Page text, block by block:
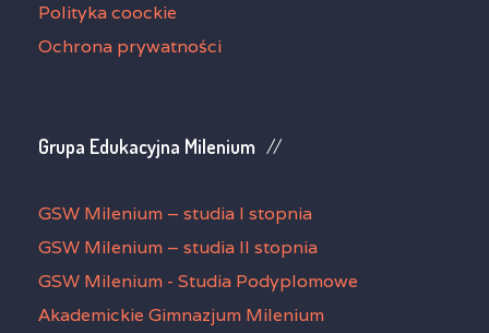
Polityka coockie
Ochrona prywatności
Grupa Edukacyjna Milenium
GSW Milenium – studia I stopnia
GSW Milenium – studia II stopnia
GSW Milenium - Studia Podyplomowe
Akademickie Gimnazjum Milenium